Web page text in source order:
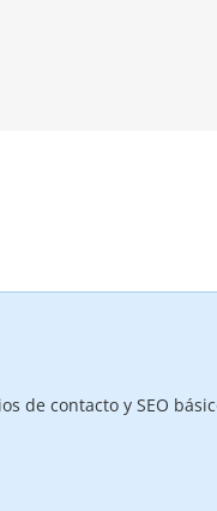
de contacto y SEO